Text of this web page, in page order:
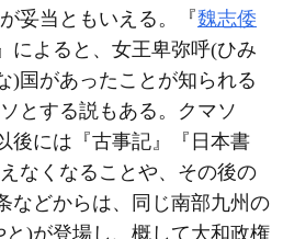
妥当ともいえる。『魏志倭
によると、女王卑弥呼(ひみ
)国があったことが知られる
とする説もある。クマソ
後には『古事記』『日本書
なくなることや、その後の
などからは、同じ南部九州の
)が登場し、概して大和政権